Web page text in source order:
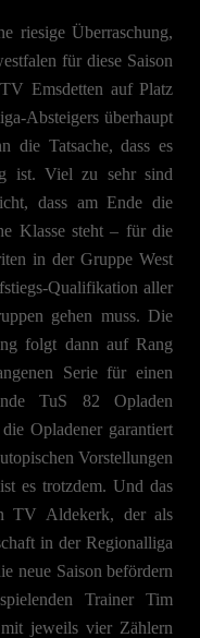
riesige Überraschung,
für diese Saison
Emsdetten auf Platz
Absteigers überhaupt
die Tatsache, dass es
ist. Viel zu sehr sind
dass am Ende die
Klasse steht – für die
in der Gruppe West
Qualifikation aller
gehen muss. Die
folgt dann auf Rang
Serie für einen
TuS 82 Opladen
Opladener garantiert
Vorstellungen
es trotzdem. Und das
TV Aldekerk, der als
in der Regionalliga
neue Saison befördern
Trainer Tim
jeweils vier Zählern